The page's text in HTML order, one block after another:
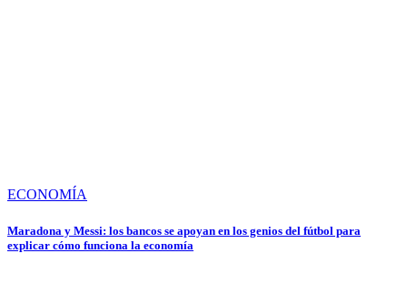
ECONOMÍA
Maradona y Messi: los bancos se apoyan en los genios del fútbol para
explicar cómo funciona la economía